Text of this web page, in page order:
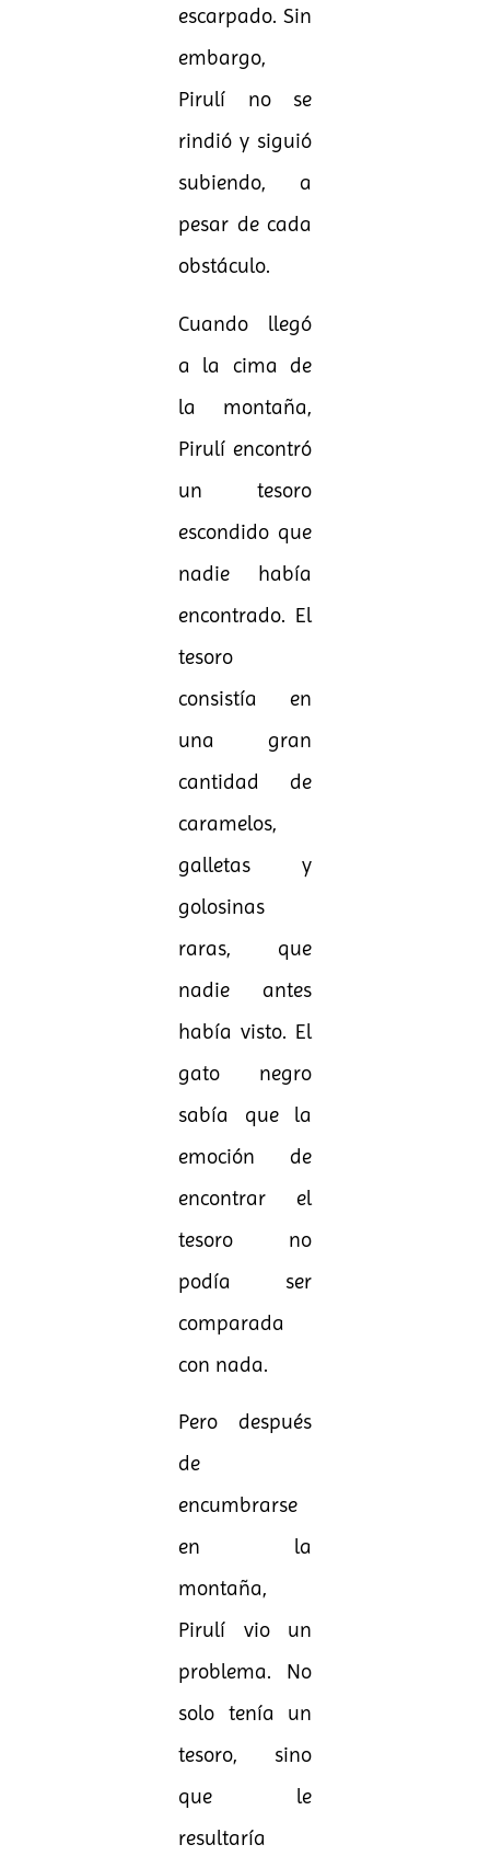
escarpado. Sin
embargo,
Pirulí no se
rindió y siguió
subiendo, a
pesar de cada
obstáculo.
Cuando llegó
a la cima de
la montaña,
Pirulí encontró
un tesoro
escondido que
nadie había
encontrado. El
tesoro
consistía en
una gran
cantidad de
caramelos,
galletas y
golosinas
raras, que
nadie antes
había visto. El
gato negro
sabía que la
emoción de
encontrar el
tesoro no
podía ser
comparada
con nada.
Pero después
de
encumbrarse
en la
montaña,
Pirulí vio un
problema. No
solo tenía un
tesoro, sino
que le
resultaría